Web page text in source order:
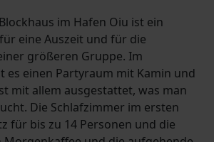
im Hafen Oiu ist ein
eine Auszeit und für die
größeren Gruppe. Im
es einen Partyraum mit Kamin und
mit allem ausgestattet, was man
Die Schlafzimmer im ersten
für bis zu 14 Personen und die